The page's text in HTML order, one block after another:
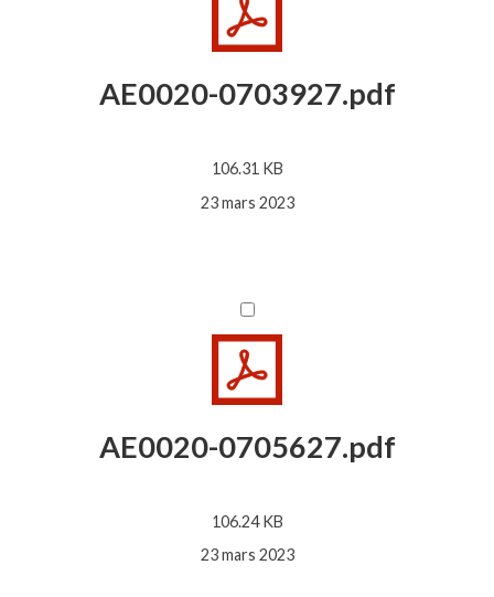
AE0020-0703927.pdf
106.31 KB
23 mars 2023
AE0020-0705627.pdf
106.24 KB
23 mars 2023